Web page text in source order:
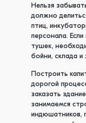
Нельзя
должно
птиц,
персонала.
тушек,
бойни, склада и
Построить
дорогой
заказать
занимаемся
индюшатников,